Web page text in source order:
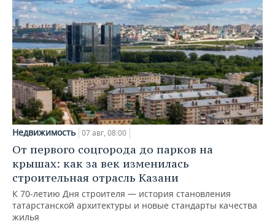
Недвижимость 07 авг, 08:00
От первого соцгорода до парков на
крышах: как за век изменилась
строительная отрасль Казани
К 70-летию Дня строителя — история становления
татарстанской архитектуры и новые стандарты качества
жилья